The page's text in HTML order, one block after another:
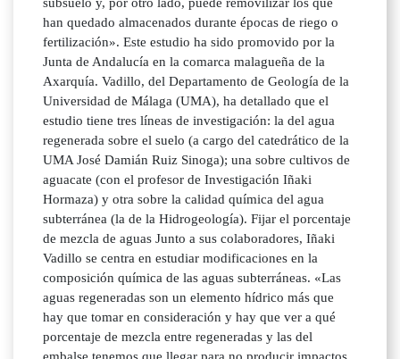
subsuelo y, por otro lado, puede removilizar los que
han quedado almacenados durante épocas de riego o
fertilización». Este estudio ha sido promovido por la
Junta de Andalucía en la comarca malagueña de la
Axarquía. Vadillo, del Departamento de Geología de la
Universidad de Málaga (UMA), ha detallado que el
estudio tiene tres líneas de investigación: la del agua
regenerada sobre el suelo (a cargo del catedrático de la
UMA José Damián Ruiz Sinoga); una sobre cultivos de
aguacate (con el profesor de Investigación Iñaki
Hormaza) y otra sobre la calidad química del agua
subterránea (la de la Hidrogeología). Fijar el porcentaje
de mezcla de aguas Junto a sus colaboradores, Iñaki
Vadillo se centra en estudiar modificaciones en la
composición química de las aguas subterráneas. «Las
aguas regeneradas son un elemento hídrico más que
hay que tomar en consideración y hay que ver a qué
porcentaje de mezcla entre regeneradas y las del